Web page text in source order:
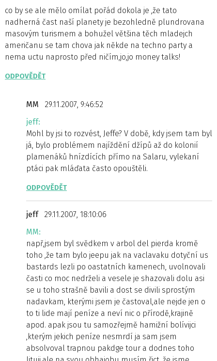
co by se ale mělo omílat pořád dokola je ,že tato
nadherná čast naší planety je bezohledně plundrovana
masovým turismem a bohužel většina těch mladejch
američanu se tam chova jak někde na techno party a
nema uctu naprosto před ničím,jo,jo money talks!
ODPOVĚDĚT
MM
29.11.2007, 9:46:52
jeff:
Mohl by jsi to rozvést, Jeffe? V době, kdy jsem tam byl
já, bylo problémem najíždění džípů až do kolonií
plamenáků hnízdících přímo na Salaru, vylekaní
ptáci pak mláďata často opouštěli.
ODPOVĚDĚT
jeff
29.11.2007, 18:10:06
MM:
např,jsem byl svědkem v arbol del pierda kromě
toho ,že tam bylo jeepu jak na vaclavaku dotyční us
bastards lezli po oastatních kamenech, uvolnovali
časti co moc nedrželi a vesele je shazovali dolu asi
se u toho strašně bavili a dost se divili sprostým
nadavkam, kterými jsem je častoval,ale nejde jen o
to ti lide mají peníze a neví nic o přírodě,krajině
apod. apak jsou tu samozřejmě hamižní bolívijci
,kterým jekich peníze nesmrdí ja sam jsem
absolvoval trapnou pakdge tour a dodnes toho